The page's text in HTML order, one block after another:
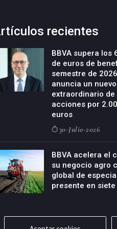
recientes
BBVA supera los
de euros de
semestre de
anuncia un
extraordinario
acciones por
euros
30-Julio-2026
BBVA acelera el
su negocio agro
global de
presente en